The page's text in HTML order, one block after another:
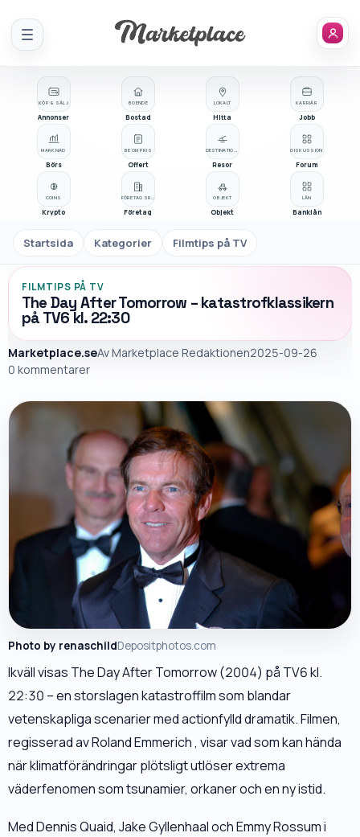
Meny
KÖP & SÄLJ
Annonser
BOENDE
Bostad
OBJEKT
Objekt
BE OM PRIS
Offert
Företag
LÅN
Banklån
MARKNAD
Börs
LOKALT
Hitta
KARRIÄR
Jobb
Resor
COINS
Krypto
DISKUSSION
Forum
Startsida Kategorier Filmtips på TV
FILMTIPS PÅ TV
The Day After Tomorrow – katastrofklassikern
på TV6 kl. 22:30
Marketplace.seAvMarketplace Redaktionen2025-09-26
0 kommentarer
Photo by renaschildDepositphotos.com
Ikväll visas The Day After Tomorrow (2004) på TV6 kl.
22:30 – en storslagen katastroffilm som blandar
vetenskapliga scenarier med actionfylld dramatik. Filmen,
regisserad av Roland Emmerich , visar vad som kan hända
när klimatförändringar plötsligt utlöser extrema
väderfenomen som tsunamier, orkaner och en ny istid.
Med Dennis Quaid, Jake Gyllenhaal och Emmy Rossum i